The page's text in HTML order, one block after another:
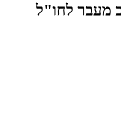
מעבר לחו"ל